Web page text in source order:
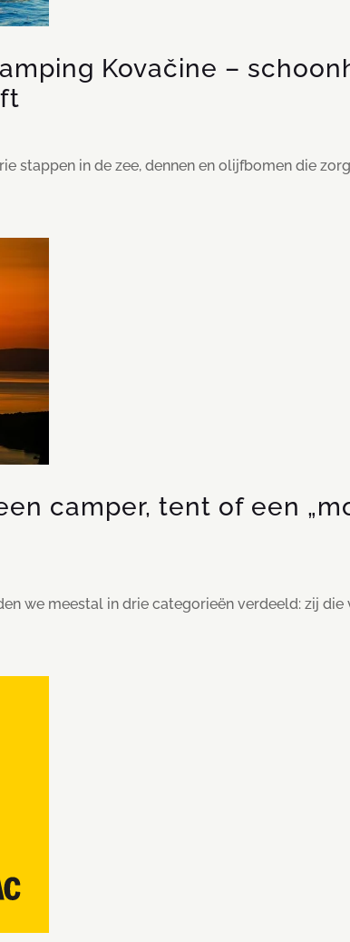
Kovačine –
stappen in de zee, dennen en olijfbomen die
camper, tent of een
we meestal in drie categorieën verdeeld: zij die